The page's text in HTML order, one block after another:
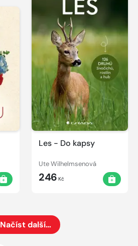
Les - Do kapsy
Ute Wilhelmsenová
246 Kč
Načíst další…